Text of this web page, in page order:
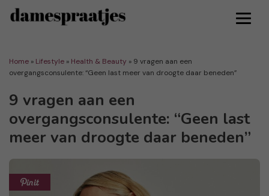
Home » Lifestyle » Health & Beauty » 9 vragen aan een
overgangsconsulente: “Geen last meer van droogte daar beneden”
9 vragen aan een
overgangsconsulente: “Geen last
meer van droogte daar beneden”